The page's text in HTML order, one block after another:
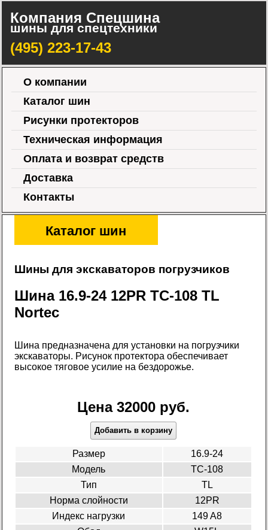
Компания Спецшина
шины для спецтехники
(495) 223-17-43
О компании
Каталог шин
Рисунки протекторов
Техническая информация
Оплата и возврат средств
Доставка
Контакты
Каталог шин
Шины для экскаваторов погрузчиков
Шина 16.9-24 12PR TC-108 TL
Nortec
Шина предназначена для установки на погрузчики
экскаваторы. Рисунок протектора обеспечивает
высокое тяговое усилие на бездорожье.
Цена 32000 руб.
Добавить в корзину
Размер
16.9-24
Модель
TC-108
Тип
TL
Норма слойности
12PR
Индекс нагрузки
149 A8